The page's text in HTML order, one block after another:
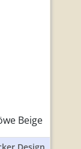
Beige